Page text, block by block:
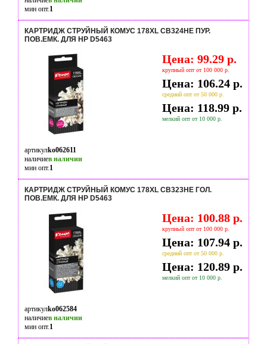
мин опт.1
КАРТРИДЖ СТРУЙНЫЙ КОМУС 178XL CB324HE ПУР.
ПОВ.ЕМК. ДЛЯ HP D5463
Цена: 99.29 р.
крупный опт от 100 000 р.
Цена: 106.24 р.
средний опт от 50 000 р.
Цена: 118.99 р.
мелкий опт от 10 000 р.
артикулko062611
наличиев наличии
мин опт.1
КАРТРИДЖ СТРУЙНЫЙ КОМУС 178XL CB323HE ГОЛ.
ПОВ.ЕМК. ДЛЯ HP D5463
Цена: 100.88 р.
крупный опт от 100 000 р.
Цена: 107.94 р.
средний опт от 50 000 р.
Цена: 120.89 р.
мелкий опт от 10 000 р.
артикулko062584
наличиев наличии
мин опт.1